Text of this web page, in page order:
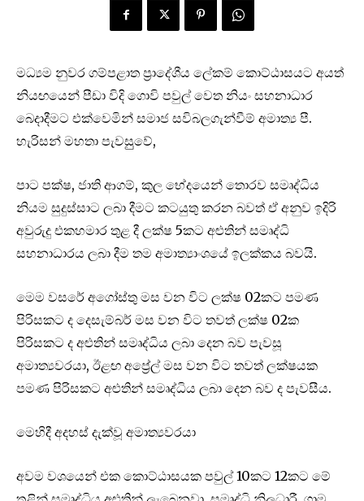
මධ්‍යම නුවර ගම්පළාත ප්‍රාදේශීය ලේකම් කොට්ඨාසයට අයත්
නියඟයෙන් පීඩා විදි ගොවි පවුල් වෙත නියං සහනාධාර
බෙදාදීමට එක්වෙමින් සමාජ සවිබලගැන්වීම් අමාත්‍ය පී.
හැරිසන් මහතා පැවසුු‌වේ,
පාට පක්ෂ, ජාති ආගම්, කුල භේදයෙන් තොරව සමෘද්ධිය
නියම සුදුස්සාට ලබා දීමට කටයුතු කරන බවත් ඒ අනුව ඉදිරි
අවුරුදු එකහමාර තුළ දී ලක්ෂ 5කට අළුතින් සමෘද්ධි
සහනාධාරය ලබා දීම තම අමාත්‍යාංශයේ ඉලක්කය බවයි.
මෙම වසරේ අගෝස්තු මස වන විට ලක්ෂ 02කට පමණ
පිරිසකට ද දෙසැම්බර් මස වන විට තවත් ලක්ෂ 02ක
පිරිසකට ද අළුතින් සමෘද්ධිය ලබා දෙන බව පැවසූ
අමාත්‍යවරයා, ඊළඟ අප්‍රේල් මස වන විට තවත් ලක්ෂයක
පමණ පිරිසකට අළුතින් සමෘද්ධිය ලබා දෙන බව ද පැවසීය.
මෙහිදී අදහස් දැක්වූ අමාත්‍යවරයා
අවම වශයෙන් එක කොට්ඨාසයක පවුල් 10කට 12කට මේ